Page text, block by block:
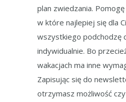
plan zwiedzania.
w które najlepiej się dla
wszystkiego podchodzę
indywidualnie. Bo
wakacjach ma inne
Zapisując się do
otrzymasz możliwość